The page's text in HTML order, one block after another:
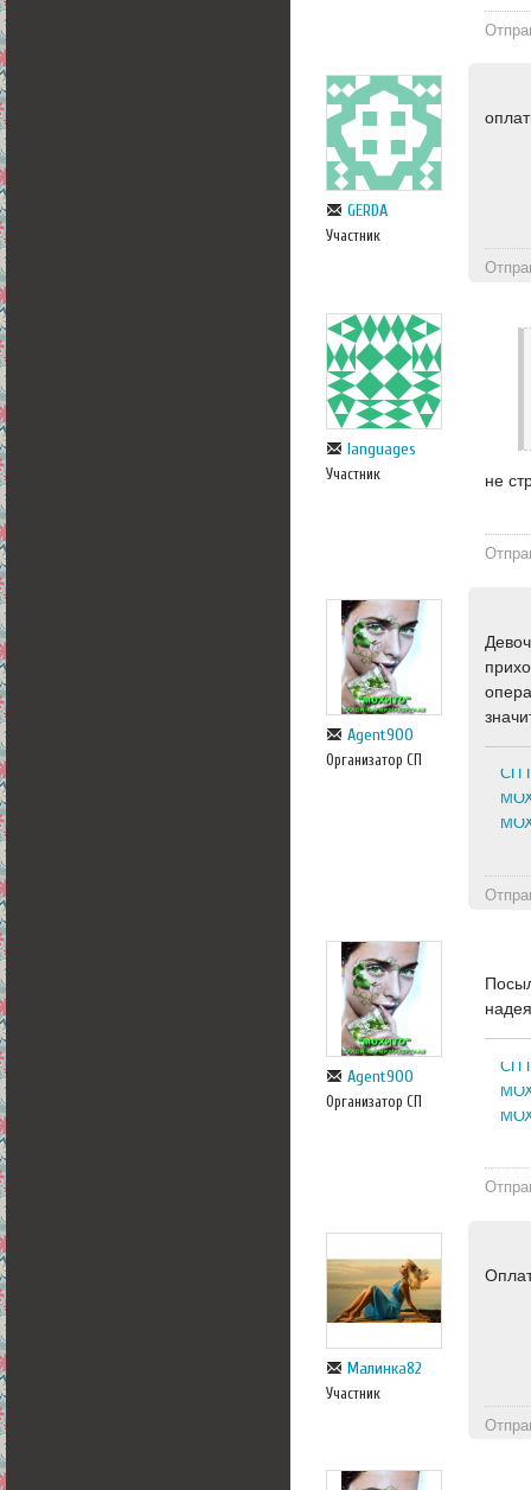
GERDA
Участник
languages
Участник не
Agent900
Организатор СП
СП
Agent900
Организатор СП
СП
Малинка82
Участник